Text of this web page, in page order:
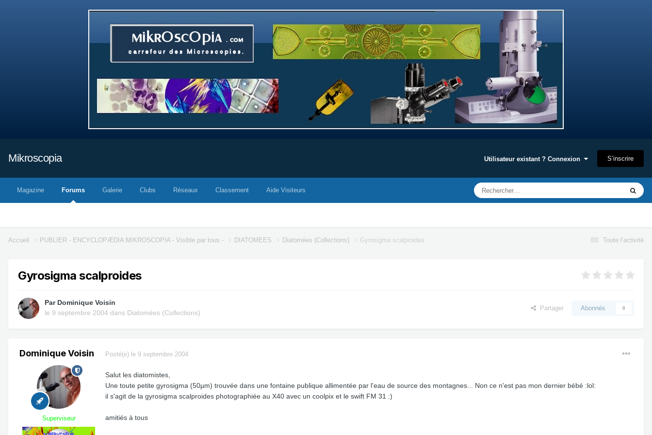
Mikroscopia Utilisateur existant ? Connexion S’inscrire
Magazine Forums Galerie Clubs Réseaux Classement Aide Visiteurs
Toute l’activité
Accueil PUBLIER - ENCYCLOPÆDIA MIKROSCOPIA - Visible par tous - DIATOMEES Diatomées (Collections) Gyrosigma scalproides
Gyrosigma scalproides
Par Dominique Voisin
le 9 septembre 2004 dans Diatomées (Collections)
Partager Abonnés 0
Dominique Voisin
Superviseur
Posté(e) le 9 septembre 2004
Salut les diatomistes,
Une toute petite gyrosigma (50µm) trouvée dans une fontaine publique allimentée par l'eau de source des montagnes... Non ce n'est pas mon dernier bébé :lol:
il s'agit de la gyrosigma scalproides photographiée au X40 avec un coolpix et le swift FM 31 :)
amitiés à tous